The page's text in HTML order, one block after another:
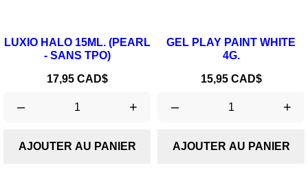
LUXIO HALO 15ML. (PEARL
- SANS TPO)
Prix
17,95 CAD$
– +
AJOUTER AU PANIER
GEL PLAY PAINT WHITE
4G.
Prix
15,95 CAD$
– +
AJOUTER AU PANIER